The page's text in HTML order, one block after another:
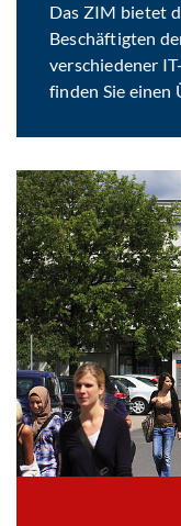
Das ZIM bietet
Beschäftigten
verschiedener
finden Sie einen